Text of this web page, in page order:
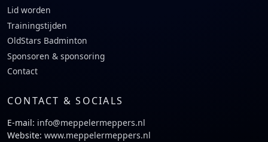
Lid worden
Trainingstijden
OldStars Badminton
Sponsoren & sponsoring
Contact
CONTACT & SOCIALS
E-mail: info@meppelermeppers.nl
Website: www.meppelermeppers.nl